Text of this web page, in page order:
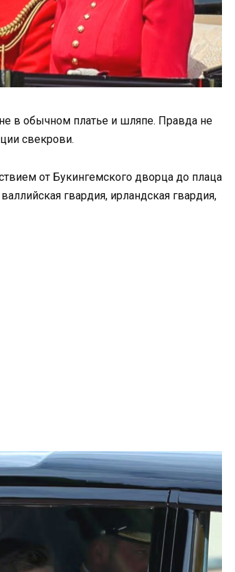
в обычном платье и шляпе. Правда не
свекрови.
от Букингемского дворца до плаца
гвардия, ирландская гвардия,